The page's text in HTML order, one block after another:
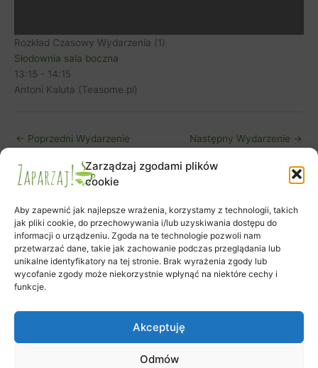
Zarządzaj zgodami plików
cookie
Aby zapewnić jak najlepsze wrażenia, korzystamy z technologii, takich
jak pliki cookie, do przechowywania i/lub uzyskiwania dostępu do
informacji o urządzeniu. Zgoda na te technologie pozwoli nam
przetwarzać dane, takie jak zachowanie podczas przeglądania lub
unikalne identyfikatory na tej stronie. Brak wyrażenia zgody lub
wycofanie zgody może niekorzystnie wpłynąć na niektóre cechy i
funkcje.
Akceptuję
Odmów
Rozkład Czasowy Wydarzenia (1)
Słodownia sala boczna
13:15
14:15
Antoni Kaluta (Teasome.pl)
← Poprzedni Wydarzenie Następny Wydarzenie →
Zapisy na warsztaty
Zamówienie
Koszyk